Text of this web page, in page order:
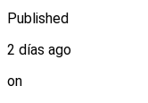
Published
2 días ago
on